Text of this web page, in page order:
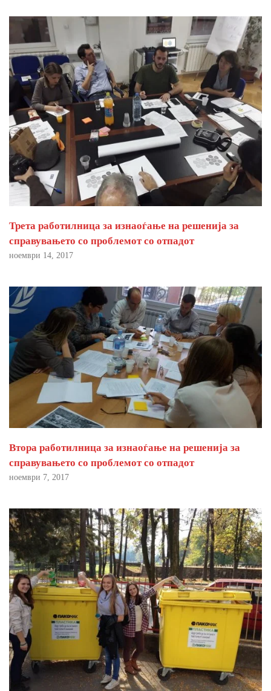
Трета работилница за изнаоѓање на решенија за
справувањето со проблемот со отпадот
ноември 14, 2017
Втора работилница за изнаоѓање на решенија за
справувањето со проблемот со отпадот
ноември 7, 2017